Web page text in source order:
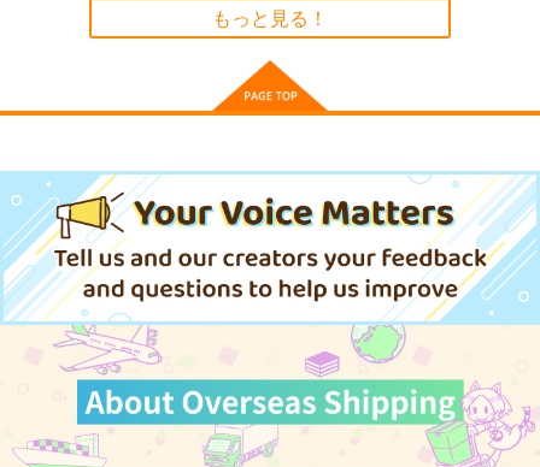
Stand by me 2_
Daisy / Straight
専売 1,100円（税込）
その他
重音テトSV
Megpoid SV
サンプル
カート
SPACELECTRO
2,573円（税込）
VOCALOID
初音ミク
重音テト
GUMI
カート
ResonanceMAX
w.a.y ahp
2,200円（税込）
VOCALOID 鏡音レン
カート
サンプル
990円（税込）
サンプル サンプル
ダー 古明地こいし
AbsoluteZero
990円（税込）
古明地こいし
サンプル
作品詳細
ダー 古明地さとり
AbsoluteZero
990
古明地さとり
サンプル
ダー 魂魄妖夢
AbsoluteZero
990 （税込）
魂魄妖夢
サンプル
もっと見る！